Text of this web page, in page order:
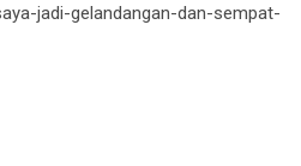
jadi-gelandangan-dan-sempat-